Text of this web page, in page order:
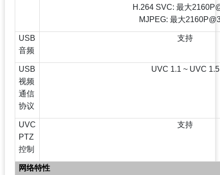
H.264 SVC: 最大
MJPEG: 最大
USB
音频
支持
USB
视频
通信
协议
UVC 1.1 ~ UVC 1.5
UVC
PTZ
控制
支持
网络特性